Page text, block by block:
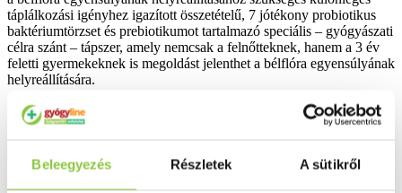
Beleegyezés Részletek A sütikről
táplálkozási igényhez igazított összetételű, 7 jótékony probiotikus
baktériumtörzset és prebiotikumot tartalmazó speciális – gyógyászati
célra szánt – tápszer, amely nemcsak a felnőtteknek, hanem a 3 év
feletti gyermekeknek is megoldást jelenthet a bélflóra egyensúlyának
helyreállítására.
Összetevők:
(kapszulahéj), inulin (cikória alapú, FibrulineTM), Prob7R2 Blend®
Baktériumtörzs-keverék (Lactobacillus acidophilus DDS-1TM,
Lactobacillus plantarum UALp-05TM, Lactobacillus paracasei